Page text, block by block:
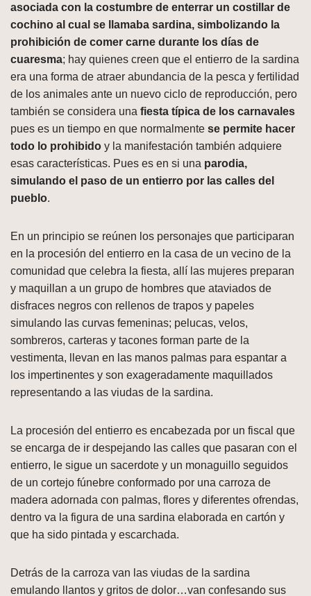
asociada con la costumbre de enterrar un costillar de
cochino al cual se llamaba sardina, simbolizando la
prohibición de comer carne durante los días de
cuaresma; hay quienes creen que el entierro de la sardina
era una forma de atraer abundancia de la pesca y fertilidad
de los animales ante un nuevo ciclo de reproducción, pero
también se considera una fiesta típica de los carnavales
pues es un tiempo en que normalmente se permite hacer
todo lo prohibido y la manifestación también adquiere
esas características. Pues es en si una parodia,
simulando el paso de un entierro por las calles del
pueblo.
En un principio se reúnen los personajes que participaran
en la procesión del entierro en la casa de un vecino de la
comunidad que celebra la fiesta, allí las mujeres preparan
y maquillan a un grupo de hombres que ataviados de
disfraces negros con rellenos de trapos y papeles
simulando las curvas femeninas; pelucas, velos,
sombreros, carteras y tacones forman parte de la
vestimenta, llevan en las manos palmas para espantar a
los impertinentes y son exageradamente maquillados
representando a las viudas de la sardina.
La procesión del entierro es encabezada por un fiscal que
se encarga de ir despejando las calles que pasaran con el
entierro, le sigue un sacerdote y un monaguillo seguidos
de un cortejo fúnebre conformado por una carroza de
madera adornada con palmas, flores y diferentes ofrendas,
dentro va la figura de una sardina elaborada en cartón y
que ha sido pintada y escarchada.
Detrás de la carroza van las viudas de la sardina
emulando llantos y gritos de dolor…van confesando sus